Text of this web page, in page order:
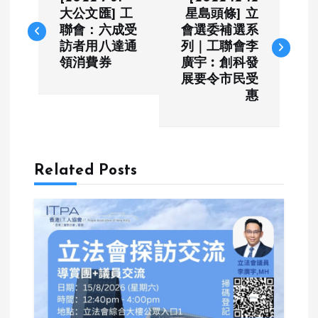
o
a
v
大公文匯] 工
聯會：六成受
訪者用八達通
領消費券
星島頭條] 立
會選委補選系
列｜工聯會李
廣宇︰創科發
展要令市民受
惠
Related Posts